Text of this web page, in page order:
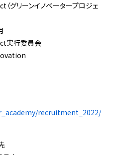
リーンイノベータープロジェ
実行委員会
recruitment_2022/